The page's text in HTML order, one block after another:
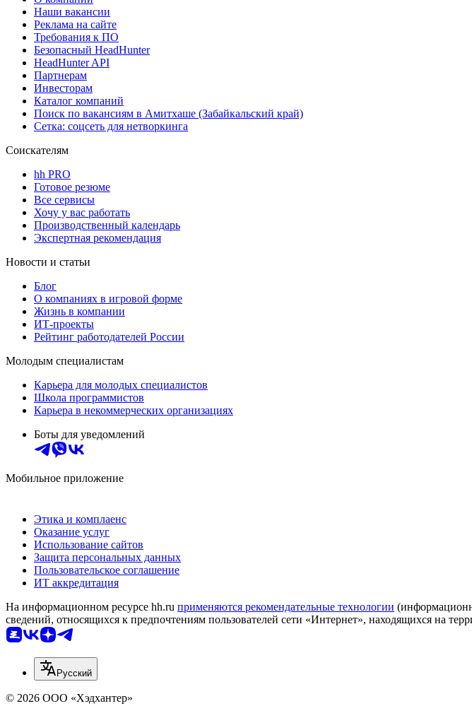
Наши вакансии
Реклама на сайте
Требования к ПО
Безопасный HeadHunter
HeadHunter API
Партнерам
Инвесторам
Каталог компаний
Поиск по вакансиям в Амитхаше (Забайкальский край)
Сетка: соцсеть для нетворкинга
Соискателям
hh PRO
Готовое резюме
Все сервисы
Хочу у вас работать
Производственный календарь
Экспертная рекомендация
Новости и статьи
Блог
О компаниях в игровой форме
Жизнь в компании
ИТ-проекты
Рейтинг работодателей России
Молодым специалистам
Карьера для молодых специалистов
Школа программистов
Карьера в некоммерческих организациях
Боты для уведомлений
Мобильное приложение
Этика и комплаенс
Оказание услуг
Использование сайтов
Защита персональных данных
Пользовательское соглашение
ИТ аккредитация
На информационном ресурсе hh.ru применяются рекомендательные технологии
сведений, относящихся к предпочтениям пользователей сети «Интернет», находящихся на
Русский
© 2026 ООО «Хэдхантер»